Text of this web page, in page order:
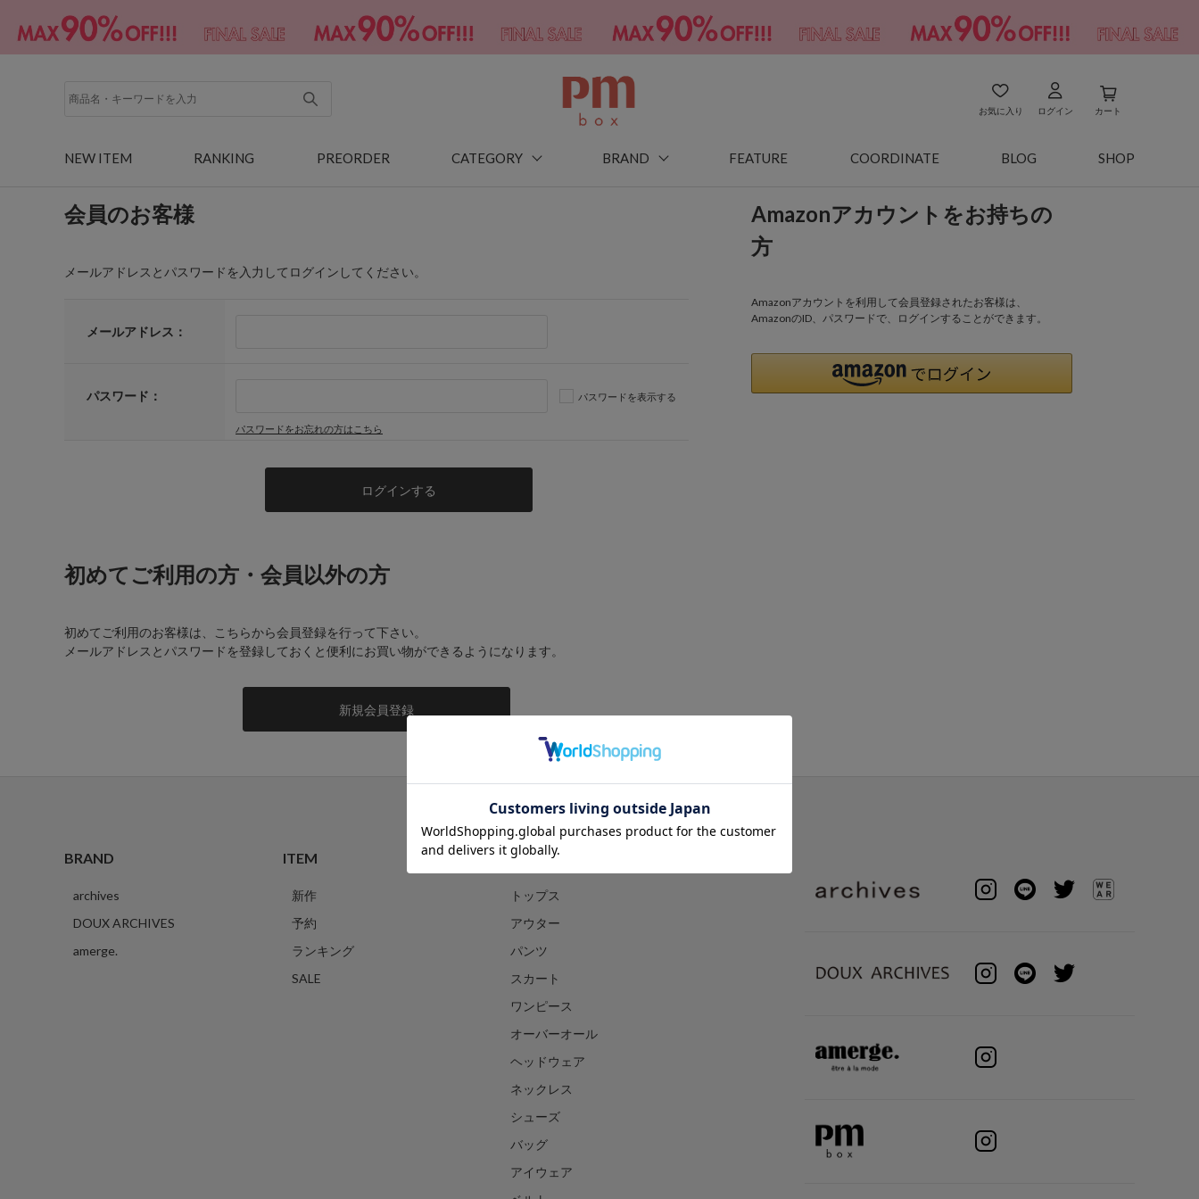
お気に入り ログイン カート
NEW ITEM RANKING PREORDER CATEGORY BRAND FEATURE COORDINATE BLOG SHOP
会員のお客様
メールアドレスとパスワードを入力してログインしてください。
メールアドレス：
パスワード： パスワードを表示する
パスワードをお忘れの方はこちら
Amazonアカウントをお持ちの
方
Amazonアカウントを利用して会員登録されたお客様は、
AmazonのID、パスワードで、ログインすることができます。
初めてご利用の方・会員以外の方
初めてご利用のお客様は、こちらから会員登録を行って下さい。
メールアドレスとパスワードを登録しておくと便利にお買い物ができるようになります。
BRAND
archives
DOUX ARCHIVES
amerge.
ITEM
新作
予約
ランキング
SALE
CATEGORY
トップス
アウター
パンツ
スカート
ワンピース
オーバーオール
ヘッドウェア
ネックレス
シューズ
バッグ
アイウェア